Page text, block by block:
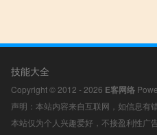
技能大全
Copyright © 2012 - 2026 E客网络
声明：本站内容来自互联网，如信息有
本站仅为个人兴趣爱好，不接盈利性广